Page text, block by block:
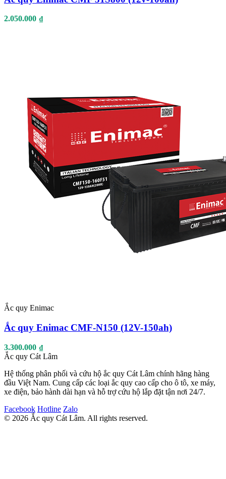
2.050.000 ₫
Ắc quy Enimac
Ắc quy Enimac CMF-N150 (12V-150ah)
3.300.000 ₫
Ắc quy Cát Lâm
Hệ thống phân phối và cứu hộ ắc quy Cát Lâm chính hãng hàng
đầu Việt Nam. Cung cấp các loại ắc quy cao cấp cho ô tô, xe máy,
xe điện, bảo hành dài hạn và hỗ trợ cứu hộ lắp đặt tận nơi 24/7.
Facebook Hotline Zalo
© 2026 Ắc quy Cát Lâm. All rights reserved.